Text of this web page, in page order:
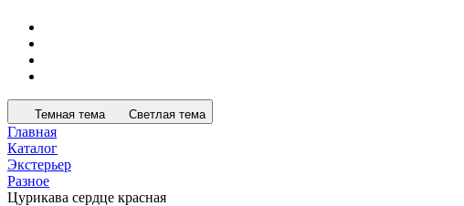
Темная тема Светлая тема
Главная
Каталог
Экстерьер
Разное
Цурикава сердце красная